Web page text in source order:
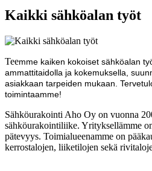
Kaikki sähköalan työt
Teemme kaiken kokoiset sähköalan
ammattitaidolla ja kokemuksella,
asiakkaan tarpeiden mukaan.
toimintaamme!
Sähköurakointi Aho Oy on vuonna
sähköurakointiliike. Yrityksellämme
pätevyys. Toimialueenamme on
kerrostalojen, liiketilojen sekä